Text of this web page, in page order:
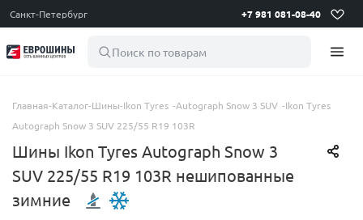
Санкт-Петербург +7 981 081-08-40
Поиск по товарам
Главная-Каталог-Шины-Ikon Tyres -Autograph Snow 3 SUV -Ikon Tyres
Autograph Snow 3 SUV 225/55 R19 103R
Шины Ikon Tyres Autograph Snow 3
SUV 225/55 R19 103R нешипованные
зимние